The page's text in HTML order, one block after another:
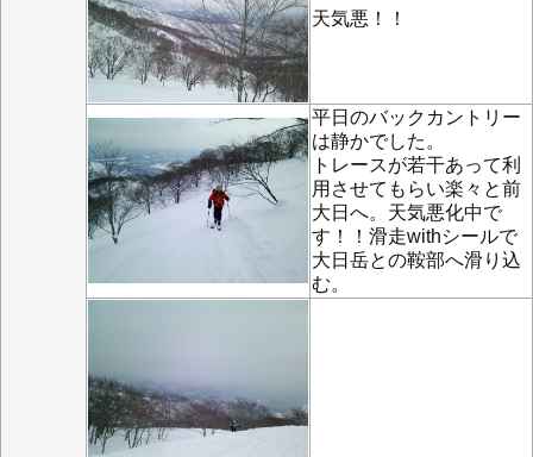
天気悪！！
平日のバックカントリー
は静かでした。
トレースが若干あって利
用させてもらい楽々と前
大日へ。天気悪化中で
す！！滑走withシールで
大日岳との鞍部へ滑り込
む。